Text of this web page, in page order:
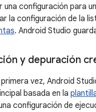
una configuración para
la configuración de la
. Android Studio
y depuración
vez, Android
basada en la
configuración de